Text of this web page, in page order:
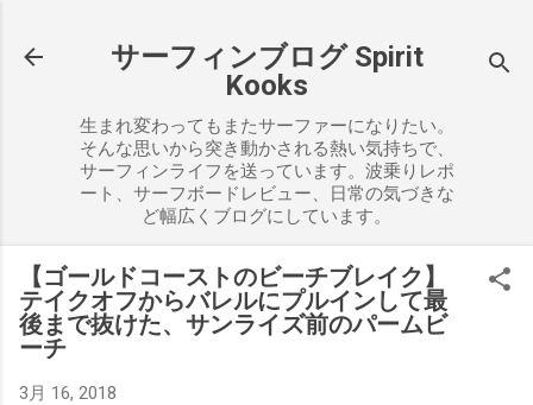
サーフィンブログ Spirit
Kooks
生まれ変わってもまたサーファーになりたい。
そんな思いから突き動かされる熱い気持ちで、
サーフィンライフを送っています。波乗りレポ
ート、サーフボードレビュー、日常の気づきな
ど幅広くブログにしています。
【ゴールドコーストのビーチブレイク】
テイクオフからバレルにプルインして最
後まで抜けた、サンライズ前のパームビ
ーチ
3月 16, 2018